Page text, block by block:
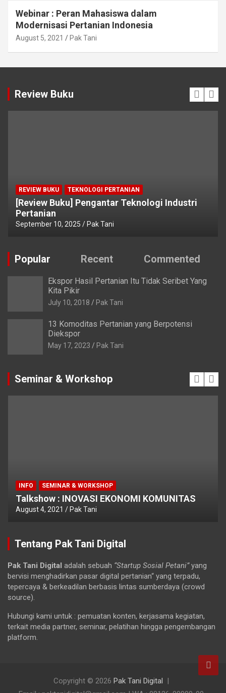
Webinar : Peran Mahasiswa dalam
Modernisasi Pertanian Indonesia
August 5, 2021 Pak Tani
Review Buku
REVIEW BUKU TEKNOLOGI PERTANIAN
[Review Buku] Pengantar Teknologi Industri
Pertanian
September 10, 2025 Pak Tani
Popular Recent Commented
Ekspor Hasil Pertanian Itu Tidak Seribet Yang
Kita Pikir
July 10, 2018 Pak Tani
13 Komoditas Pertanian yang Berpotensi
Diekspor
May 17, 2023 Pak Tani
Seminar & Workshop
INFO SEMINAR & WORKSHOP
Talkshow : INOVASI EKONOMI KOMUNITAS
August 4, 2021 Pak Tani
Tentang Pak Tani Digital
Pak Tani Digital adalah sebuah “Startup Sosial Petani”yang
bervisi menghadirkan pasar digital pertanian“ yang terpadu,
tepercaya & berkeadilan berbasis lintas sumberdaya (crowd
source).
Hubungi kami untuk : pemuatan konten, kerjasama kegiatan,
terkait media partner, seminar, pelatihan hingga pengembangan
platform.
Copyright © 2026 Pak Tani Digital